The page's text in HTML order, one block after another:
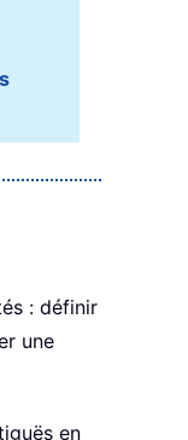
: définir
une
en